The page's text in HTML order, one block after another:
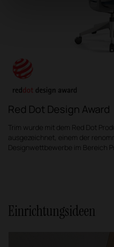
Red Dot Design Award
Trim wurde mit dem Red Dot
ausgezeichnet, einem der
Designwettbewerbe im Bereich
Einrichtungsideen